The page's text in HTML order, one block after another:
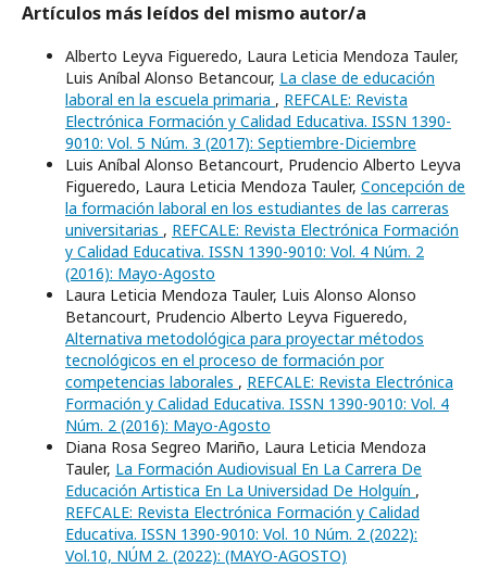
Artículos más leídos del mismo autor/a
Alberto Leyva Figueredo, Laura Leticia Mendoza Tauler,
Luis Aníbal Alonso Betancour, La clase de educación
laboral en la escuela primaria , REFCALE: Revista
Electrónica Formación y Calidad Educativa. ISSN 1390-
9010: Vol. 5 Núm. 3 (2017): Septiembre-Diciembre
Luis Aníbal Alonso Betancourt, Prudencio Alberto Leyva
Figueredo, Laura Leticia Mendoza Tauler, Concepción de
la formación laboral en los estudiantes de las carreras
universitarias , REFCALE: Revista Electrónica Formación
y Calidad Educativa. ISSN 1390-9010: Vol. 4 Núm. 2
(2016): Mayo-Agosto
Laura Leticia Mendoza Tauler, Luis Alonso Alonso
Betancourt, Prudencio Alberto Leyva Figueredo,
Alternativa metodológica para proyectar métodos
tecnológicos en el proceso de formación por
competencias laborales , REFCALE: Revista Electrónica
Formación y Calidad Educativa. ISSN 1390-9010: Vol. 4
Núm. 2 (2016): Mayo-Agosto
Diana Rosa Segreo Mariño, Laura Leticia Mendoza
Tauler, La Formación Audiovisual En La Carrera De
Educación Artistica En La Universidad De Holguín ,
REFCALE: Revista Electrónica Formación y Calidad
Educativa. ISSN 1390-9010: Vol. 10 Núm. 2 (2022):
Vol.10, NÚM 2. (2022): (MAYO-AGOSTO)